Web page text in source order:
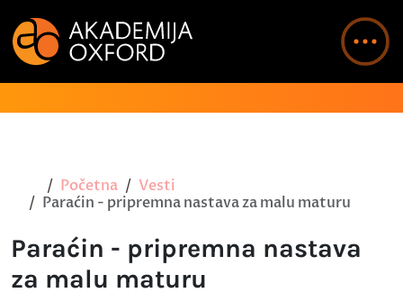
Početna
Vesti
Paraćin - pripremna nastava za malu maturu
Paraćin - pripremna nastava
za malu maturu